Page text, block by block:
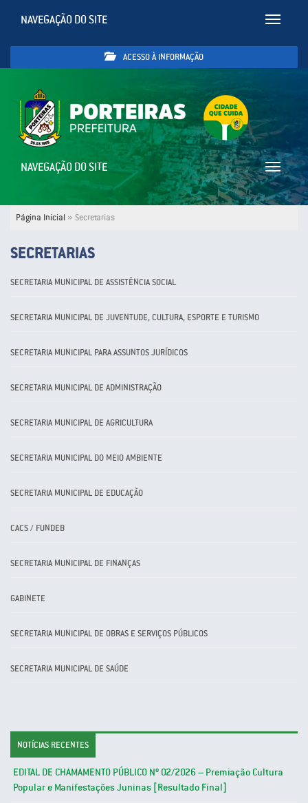
Toggle
NAVEGAÇÃO DO SITE
ACESSO À INFORMAÇÃO
Toggle
NAVEGAÇÃO DO SITE
Página Inicial » Secretarias
SECRETARIAS
SECRETARIA MUNICIPAL DE ASSISTÊNCIA SOCIAL
SECRETARIA MUNICIPAL DE JUVENTUDE, CULTURA, ESPORTE E TURISMO
SECRETARIA MUNICIPAL PARA ASSUNTOS JURÍDICOS
SECRETARIA MUNICIPAL DE ADMINISTRAÇÃO
SECRETARIA MUNICIPAL DE AGRICULTURA
SECRETARIA MUNICIPAL DO MEIO AMBIENTE
SECRETARIA MUNICIPAL DE EDUCAÇÃO
CACS / FUNDEB
SECRETARIA MUNICIPAL DE FINANÇAS
GABINETE
SECRETARIA MUNICIPAL DE OBRAS E SERVIÇOS PÚBLICOS
SECRETARIA MUNICIPAL DE SAÚDE
NOTÍCIAS RECENTES
EDITAL DE CHAMAMENTO PÚBLICO Nº 02/2026 – Premiação Cultura
Popular e Manifestações Juninas [Resultado Final]